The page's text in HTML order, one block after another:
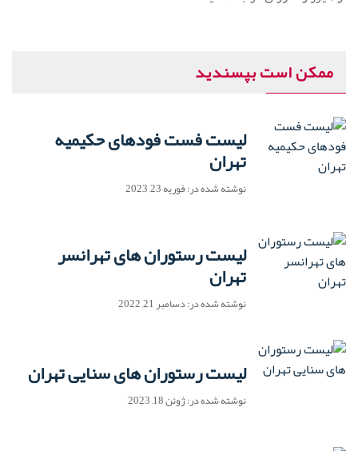
ممکن است بپسندید
لیست فست فودهای حکیمیه
تهران
نوشته شده در: فوریه 23, 2023
لیست رستوران های تهرانسر
تهران
نوشته شده در: دسامبر 21, 2022
لیست رستوران های سنایی تهران
نوشته شده در: ژوئن 18, 2023